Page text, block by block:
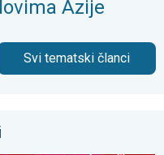
Azije
Svi tematski članci